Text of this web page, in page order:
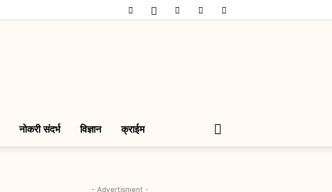
नोकरी संदर्भ विज्ञान क्राईम
- Advertisment -